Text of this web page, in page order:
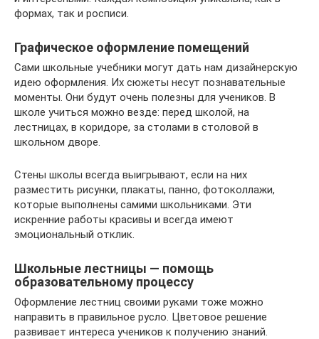
формах, так и росписи.
Графическое оформление помещений
Сами школьные учебники могут дать нам дизайнерскую
идею оформления. Их сюжеты несут познавательные
моменты. Они будут очень полезны для учеников. В
школе учиться можно везде: перед школой, на
лестницах, в коридоре, за столами в столовой в
школьном дворе.
Стены школы всегда выигрывают, если на них
разместить рисунки, плакаты, панно, фотоколлажи,
которые выполнены самими школьниками. Эти
искренние работы красивы и всегда имеют
эмоциональный отклик.
Школьные лестницы — помощь
образовательному процессу
Оформление лестниц своими руками тоже можно
направить в правильное русло. Цветовое решение
развивает интереса учеников к получению знаний.